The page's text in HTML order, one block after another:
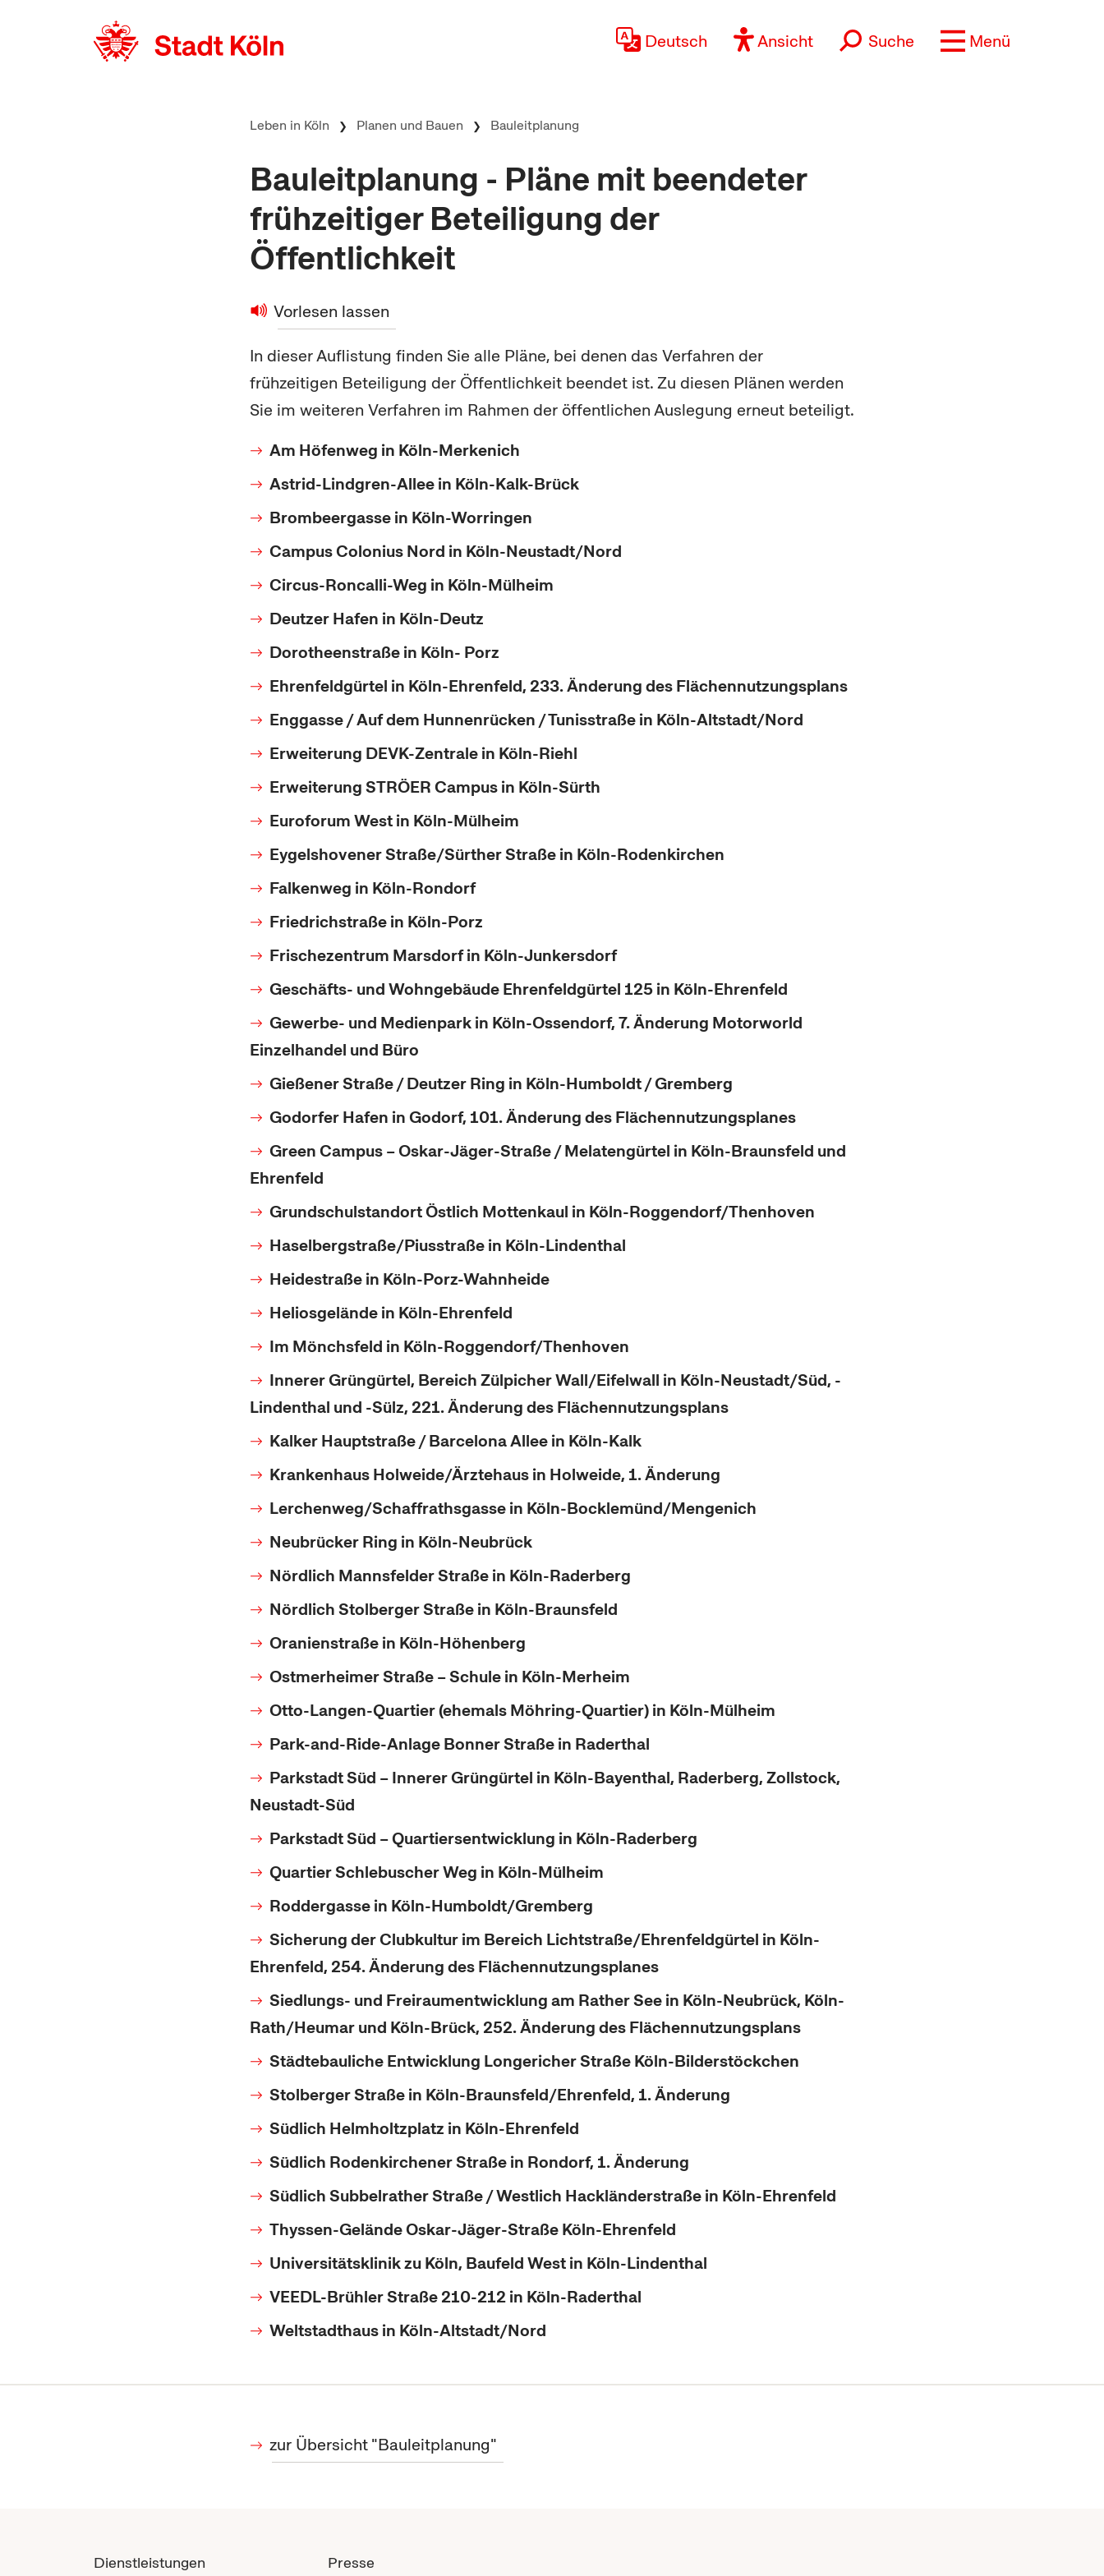
Deutsch
Ansicht Suche Menü
Leben in Köln Planen und Bauen Bauleitplanung
Bauleitplanung - Pläne mit beendeter
frühzeitiger Beteiligung der
Öffentlichkeit
Vorlesen lassen
In dieser Auflistung finden Sie alle Pläne, bei denen das Verfahren der
frühzeitigen Beteiligung der Öffentlichkeit beendet ist. Zu diesen Plänen werden
Sie im weiteren Verfahren im Rahmen der öffentlichen Auslegung erneut beteiligt.
Am Höfenweg in Köln-Merkenich
Astrid-Lindgren-Allee in Köln-Kalk-Brück
Brombeergasse in Köln-Worringen
Campus Colonius Nord in Köln-Neustadt/Nord
Circus-Roncalli-Weg in Köln-Mülheim
Deutzer Hafen in Köln-Deutz
Dorotheenstraße in Köln- Porz
Ehrenfeldgürtel in Köln-Ehrenfeld, 233. Änderung des Flächennutzungsplans
Enggasse / Auf dem Hunnenrücken / Tunisstraße in Köln-Altstadt/Nord
Erweiterung DEVK-Zentrale in Köln-Riehl
Erweiterung STRÖER Campus in Köln-Sürth
Euroforum West in Köln-Mülheim
Eygelshovener Straße/Sürther Straße in Köln-Rodenkirchen
Falkenweg in Köln-Rondorf
Friedrichstraße in Köln-Porz
Frischezentrum Marsdorf in Köln-Junkersdorf
Geschäfts- und Wohngebäude Ehrenfeldgürtel 125 in Köln-Ehrenfeld
Gewerbe- und Medienpark in Köln-Ossendorf, 7. Änderung Motorworld
Einzelhandel und Büro
Gießener Straße / Deutzer Ring in Köln-Humboldt / Gremberg
Godorfer Hafen in Godorf, 101. Änderung des Flächennutzungsplanes
Green Campus – Oskar-Jäger-Straße / Melatengürtel in Köln-Braunsfeld und
Ehrenfeld
Grundschulstandort Östlich Mottenkaul in Köln-Roggendorf/Thenhoven
Haselbergstraße/Piusstraße in Köln-Lindenthal
Heidestraße in Köln-Porz-Wahnheide
Heliosgelände in Köln-Ehrenfeld
Im Mönchsfeld in Köln-Roggendorf/Thenhoven
Innerer Grüngürtel, Bereich Zülpicher Wall/Eifelwall in Köln-Neustadt/Süd, -
Lindenthal und -Sülz, 221. Änderung des Flächennutzungsplans
Kalker Hauptstraße / Barcelona Allee in Köln-Kalk
Krankenhaus Holweide/Ärztehaus in Holweide, 1. Änderung
Lerchenweg/Schaffrathsgasse in Köln-Bocklemünd/Mengenich
Neubrücker Ring in Köln-Neubrück
Nördlich Mannsfelder Straße in Köln-Raderberg
Nördlich Stolberger Straße in Köln-Braunsfeld
Oranienstraße in Köln-Höhenberg
Ostmerheimer Straße – Schule in Köln-Merheim
Otto-Langen-Quartier (ehemals Möhring-Quartier) in Köln-Mülheim
Park-and-Ride-Anlage Bonner Straße in Raderthal
Parkstadt Süd – Innerer Grüngürtel in Köln-Bayenthal, Raderberg, Zollstock,
Neustadt-Süd
Parkstadt Süd – Quartiersentwicklung in Köln-Raderberg
Quartier Schlebuscher Weg in Köln-Mülheim
Roddergasse in Köln-Humboldt/Gremberg
Sicherung der Clubkultur im Bereich Lichtstraße/Ehrenfeldgürtel in Köln-
Ehrenfeld, 254. Änderung des Flächennutzungsplanes
Siedlungs- und Freiraumentwicklung am Rather See in Köln-Neubrück, Köln-
Rath/Heumar und Köln-Brück, 252. Änderung des Flächennutzungsplans
Städtebauliche Entwicklung Longericher Straße Köln-Bilderstöckchen
Stolberger Straße in Köln-Braunsfeld/Ehrenfeld, 1. Änderung
Südlich Helmholtzplatz in Köln-Ehrenfeld
Südlich Rodenkirchener Straße in Rondorf, 1. Änderung
Südlich Subbelrather Straße / Westlich Hackländerstraße in Köln-Ehrenfeld
Thyssen-Gelände Oskar-Jäger-Straße Köln-Ehrenfeld
Universitätsklinik zu Köln, Baufeld West in Köln-Lindenthal
VEEDL-Brühler Straße 210-212 in Köln-Raderthal
Weltstadthaus in Köln-Altstadt/Nord
zur Übersicht "Bauleitplanung"
Dienstleistungen Presse